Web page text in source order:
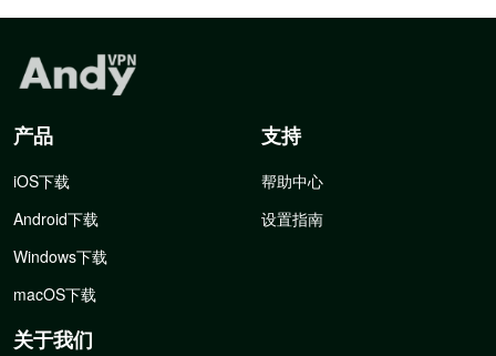
产品
iOS下载
Android下载
Windows下载
macOS下载
支持
帮助中心
设置指南
关于我们